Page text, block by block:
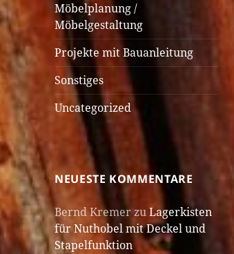
Möbelplanung /
Möbelgestaltung
Projekte mit Bauanleitung
Sonstiges
Uncategorized
NEUESTE KOMMENTARE
Bernd KremerzuLagerkisten
für Nuthobel mit Deckel und
Stapelfunktion